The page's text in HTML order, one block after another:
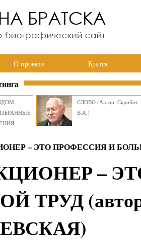
О проекте Братск
СЛОВО (Автор: Скробот
В.А.)
– ЭТО ПРОФЕССИЯ И
–
ТРУД